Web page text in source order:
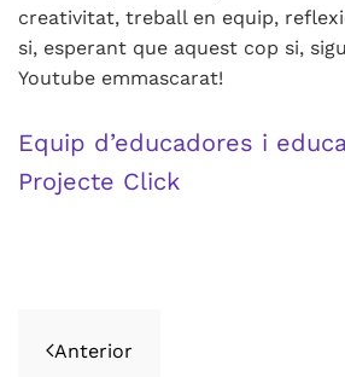
creativitat, treball en equip,
si, esperant que aquest cop si,
Youtube emmascarat!
Equip d’educadores i
Projecte Click
Anterior